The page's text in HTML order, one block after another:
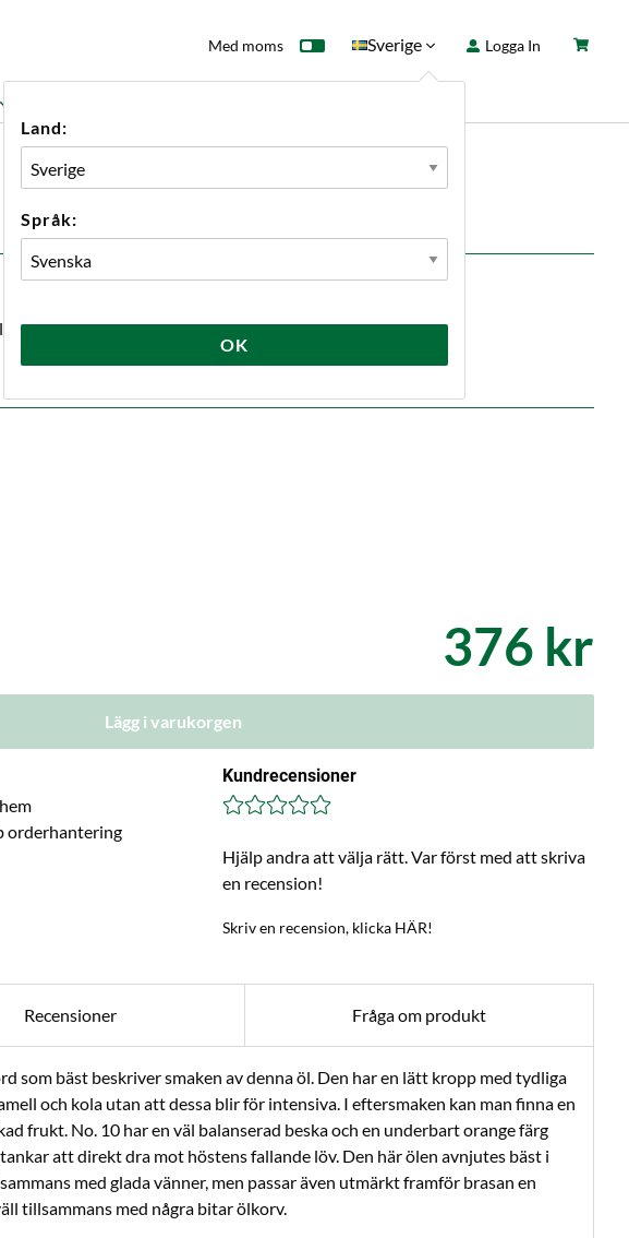
Med moms Sverige
Land:
Språk:
OK
Logga In
med krossad malt.
376 kr
Lägg i varukorgen
orderhantering
Kundrecensioner
Hjälp andra att välja rätt. Var först med att skriva
en recension!
Skriv en recension, klicka HÄR!
Recensioner Fråga om produkt
som bäst beskriver smaken av denna öl. Den har en lätt kropp med tydliga
och kola utan att dessa blir för intensiva. I eftersmaken kan man finna en
frukt. No. 10 har en väl balanserad beska och en underbart orange färg
att direkt dra mot höstens fallande löv. Den här ölen avnjutes bäst i
med glada vänner, men passar även utmärkt framför brasan en
tillsammans med några bitar ölkorv.